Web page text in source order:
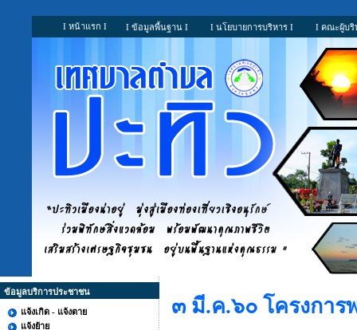
I หน้าแรก I I ข้อมูลพื้นฐาน I I นโยบายการบริหาร I I คณะผู้บริ
ข้อมูลบริการประชาชน
แจ้งเกิด - แจ้งตาย
แจ้งย้าย
๓ มี.ค.๖๐ โครงการ